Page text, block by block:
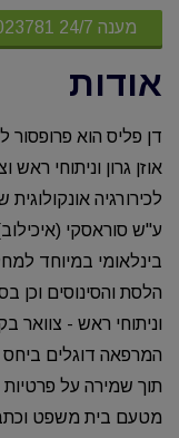
מענה 24/7 073-7023781
אודות
דן פליס הוא פרופסור
אוזן גרון וניתוחי
לכירורגיה
ע"ש סוראסקי
בינלאומי במיוחד
הלסת והסינוסים וכן
וניתוחי ראש - צוואר
המרפאה דוגלים ביחס
תוך שמירה על
מטעם בית משפט